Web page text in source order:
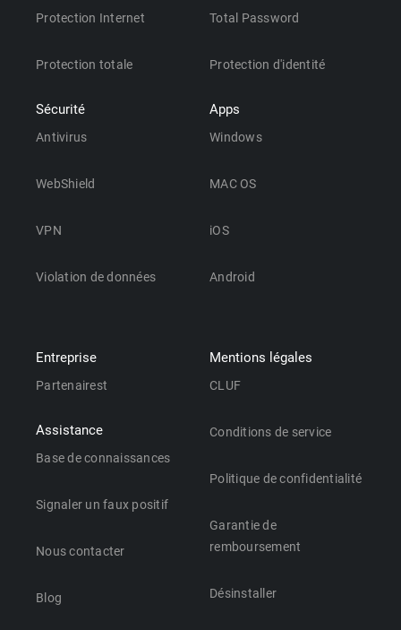
Protection Internet
Protection totale
Sécurité
Antivirus
WebShield
VPN
Violation de données
Total Password
Protection d'identité
Apps
Windows
MAC OS
iOS
Android
Entreprise
Partenairest
Assistance
Base de connaissances
Signaler un faux positif
Nous contacter
Blog
Mentions légales
CLUF
Conditions de service
Politique de confidentialité
Garantie de
remboursement
Désinstaller